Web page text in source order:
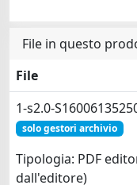
File in questo
File
1-s2.0-
solo gestori archivio
Tipologia: PDF
dall'editore)